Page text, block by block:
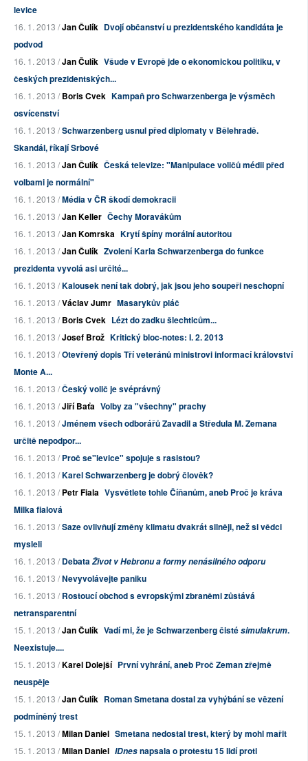
levice
16. 1. 2013 /Jan Čulík Dvojí občanství u prezidentského kandidáta je
podvod
16. 1. 2013 /Jan Čulík Všude v Evropě jde o ekonomickou politiku, v
českých prezidentských...
16. 1. 2013 /Boris Cvek Kampaň pro Schwarzenberga je výsměch
osvícenství
16. 1. 2013 /Schwarzenberg usnul před diplomaty v Bělehradě.
Skandál, říkají Srbové
16. 1. 2013 /Jan Čulík Česká televize: "Manipulace voličů médii před
volbami je normální"
16. 1. 2013 /Média v ČR škodí demokracii
16. 1. 2013 /Jan Keller Čechy Moravákům
16. 1. 2013 /Jan Komrska Krytí špíny morální autoritou
16. 1. 2013 /Jan Čulík Zvolení Karla Schwarzenberga do funkce
prezidenta vyvolá asi určité...
16. 1. 2013 /Kalousek není tak dobrý, jak jsou jeho soupeři neschopní
16. 1. 2013 /Václav Jumr Masarykův pláč
16. 1. 2013 /Boris Cvek Lézt do zadku šlechticům...
16. 1. 2013 /Josef Brož Kritický bloc-notes: I. 2. 2013
16. 1. 2013 /Otevřený dopis Tří veteránů ministrovi informací království
Monte A...
16. 1. 2013 /Český volič je svéprávný
16. 1. 2013 /Jiří Baťa Volby za "všechny" prachy
16. 1. 2013 /Jménem všech odborářů Zavadil a Středula M. Zemana
určitě nepodpor...
16. 1. 2013 /Proč se"levice" spojuje s rasistou?
16. 1. 2013 /Karel Schwarzenberg je dobrý člověk?
16. 1. 2013 /Petr Fiala Vysvětlete tohle Číňanům, aneb Proč je kráva
Milka fialová
16. 1. 2013 /Saze ovlivňují změny klimatu dvakrát silněji, než si vědci
mysleli
16. 1. 2013 /DebataŽivot v Hebronu a formy nenásilného odporu
16. 1. 2013 /Nevyvolávejte paniku
16. 1. 2013 /Rostoucí obchod s evropskými zbraněmi zůstává
netransparentní
15. 1. 2013 /Jan Čulík Vadí mi, že je Schwarzenberg čistésimulakrum.
Neexistuje....
15. 1. 2013 /Karel Dolejší První vyhrání, aneb Proč Zeman zřejmě
neuspěje
15. 1. 2013 /Jan Čulík Roman Smetana dostal za vyhýbání se vězení
podmíněný trest
15. 1. 2013 /Milan Daniel Smetana nedostal trest, který by mohl mařit
15. 1. 2013 /Milan Daniel IDnesnapsala o protestu 15 lidí proti